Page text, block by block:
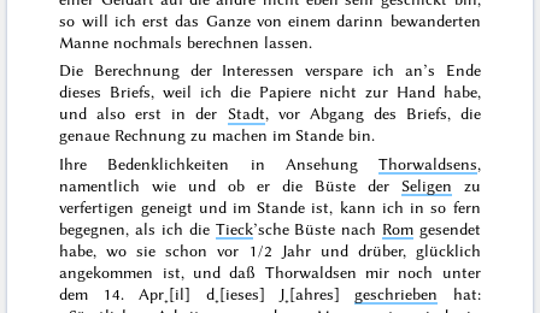
so will ich erst das Ganze von einem darinn bewanderten
Manne nochmals berechnen lassen.
Die Berechnung der Interessen verspare ich an’s Ende
dieses Briefs, weil ich die Papiere nicht zur Hand habe,
und also erst in der Stadt, vor Abgang des Briefs, die
genaue Rechnung zu machen im Stande bin.
Ihre Bedenklichkeiten in Ansehung Thorwaldsens,
namentlich wie und ob er die Büste der Seligen zu
verfertigen geneigt und im Stande ist, kann ich in so fern
begegnen, als ich die Tieck’sche Büste nach Romgesendet
habe, wo sie schon vor 1/2 Jahr und drüber, glücklich
angekommen ist, und daß Thorwaldsen mir noch unter
dem 14. Apr˖[il] d˖[ieses] J˖[ahres] geschrieben hat: